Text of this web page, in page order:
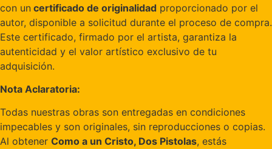
con un certificado de originalidad proporcionado por el
autor, disponible a solicitud durante el proceso de compra.
Este certificado, firmado por el artista, garantiza la
autenticidad y el valor artístico exclusivo de tu
adquisición.
Nota Aclaratoria:
Todas nuestras obras son entregadas en condiciones
impecables y son originales, sin reproducciones o copias.
Al obtener Como a un Cristo, Dos Pistolas, estás